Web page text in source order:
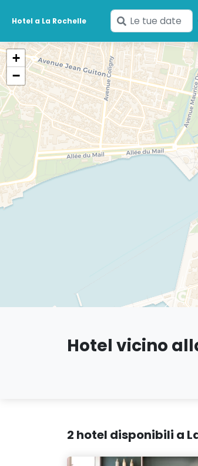
Hotel a La Rochelle
Inserisci
le
tue
date
+
−
Hotel vicino
2 hotel disponibili a